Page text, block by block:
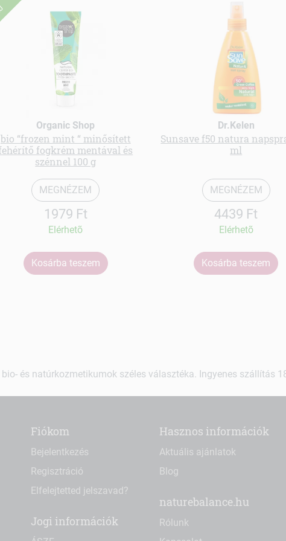
Organic Shop
bio “frozen mint “ minősített
fogkrém mentával és
szénnel 100 g
MEGNÉZEM
1979 Ft
Elérhetõ
Kosárba teszem
Dr.Kelen
Sunsave f50 natura
ml
MEGNÉZEM
4439 Ft
Elérhetõ
Kosárba teszem
és natúrkozmetikumok széles választéka. Ingyenes szállítás
Fiókom
Bejelentkezés
Regisztráció
Elfelejtetted jelszavad?
Jogi információk
Hasznos információk
Aktuális ajánlatok
Blog
naturebalance.hu
Rólunk